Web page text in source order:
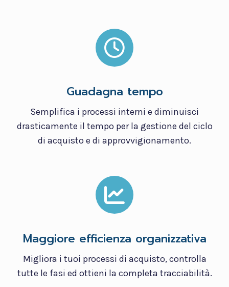
Guadagna tempo
Semplifica i processi interni e diminuisci
drasticamente il tempo per la gestione del ciclo
di acquisto e di approvvigionamento.
Maggiore efficienza organizzativa
Migliora i tuoi processi di acquisto, controlla
tutte le fasi ed ottieni la completa tracciabilità.